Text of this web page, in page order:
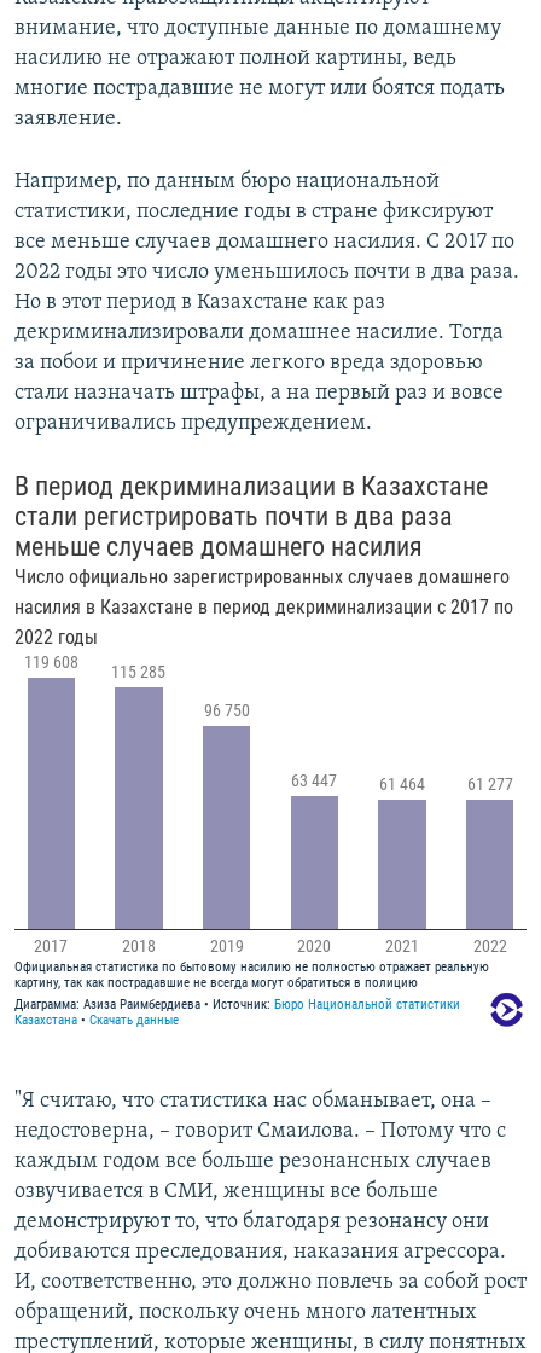
внимание, что доступные данные по домашнему
насилию не отражают полной картины, ведь
многие пострадавшие не могут или боятся подать
заявление.
Например, по данным бюро национальной
статистики, последние годы в стране фиксируют
все меньше случаев домашнего насилия. С 2017 по
2022 годы это число уменьшилось почти в два раза.
Но в этот период в Казахстане как раз
декриминализировали домашнее насилие. Тогда
за побои и причинение легкого вреда здоровью
стали назначать штрафы, а на первый раз и вовсе
ограничивались предупреждением.
"Я считаю, что статистика нас обманывает, она –
недостоверна, – говорит Смаилова. – Потому что с
каждым годом все больше резонансных случаев
озвучивается в СМИ, женщины все больше
демонстрируют то, что благодаря резонансу они
добиваются преследования, наказания агрессора.
И, соответственно, это должно повлечь за собой рост
обращений, поскольку очень много латентных
преступлений, которые женщины, в силу понятных